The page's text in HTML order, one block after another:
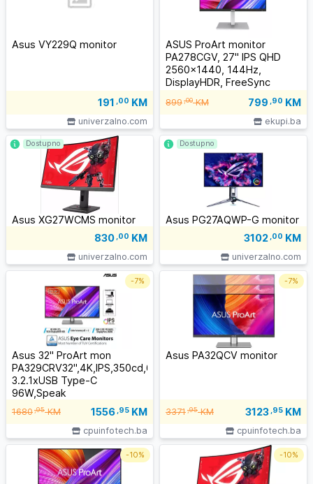
Asus VY229Q monitor
191 ,00 KM
univerzalno.com
ASUS ProArt monitor
PA278CGV, 27" IPS QHD
2560x1440, 144Hz,
DisplayHDR, FreeSync
899,00KM 799 ,90 KM
ekupi.ba
Asus XG27WCMS monitor
830 ,00 KM
univerzalno.com
Dostupno
Asus PG27AQWP-G monitor
3102 ,00 KM
univerzalno.com
Dostupno
Asus 32" ProArt mon
PA329CRV32",4K,IPS,350cd,60Hz,5ms,HDMIx2,DPx2,3xUSB
3.2.1xUSB Type-C
96W,Speak
1680,95KM 1556 ,95 KM
cpuinfotech.ba
-7%
Asus PA32QCV monitor
3371,95KM 3123 ,95 KM
cpuinfotech.ba
-7%
-10% -10%